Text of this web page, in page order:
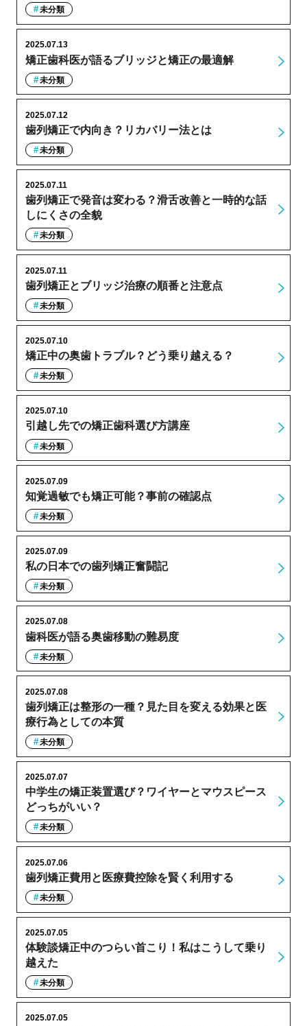
未分類
矯正歯科医が語るブリッジと矯正の最適解
2025.07.13
未分類
歯列矯正で内向き？リカバリー法とは
2025.07.12
未分類
歯列矯正で発音は変わる？滑舌改善と一時的な話
しにくさの全貌
2025.07.11
未分類
歯列矯正とブリッジ治療の順番と注意点
2025.07.11
未分類
矯正中の奥歯トラブル？どう乗り越える？
2025.07.10
未分類
引越し先での矯正歯科選び方講座
2025.07.10
未分類
知覚過敏でも矯正可能？事前の確認点
2025.07.09
未分類
私の日本での歯列矯正奮闘記
2025.07.09
未分類
歯科医が語る奥歯移動の難易度
2025.07.08
未分類
歯列矯正は整形の一種？見た目を変える効果と医
療行為としての本質
2025.07.08
未分類
中学生の矯正装置選び？ワイヤーとマウスピース
どっちがいい？
2025.07.07
未分類
歯列矯正費用と医療費控除を賢く利用する
2025.07.06
未分類
体験談矯正中のつらい首こり！私はこうして乗り
越えた
2025.07.05
未分類
2025.07.05